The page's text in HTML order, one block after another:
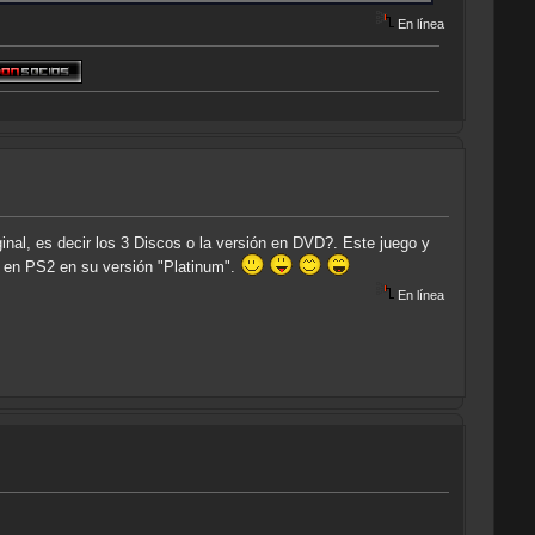
En línea
es decir los 3 Discos o la versión en DVD?. Este juego y
PS2 en su versión "Platinum".
En línea